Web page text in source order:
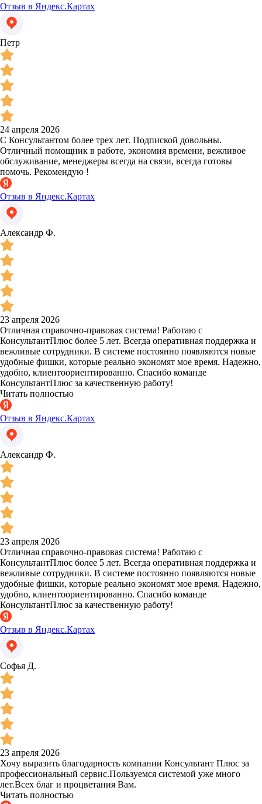
Отзыв в Яндекс.Картах
Петр
24 апреля 2026
С Консультантом более трех лет. Подпиской довольны.
Отличный помощник в работе, экономия времени, вежливое
обслуживание, менеджеры всегда на связи, всегда готовы
помочь. Рекомендую !
Отзыв в Яндекс.Картах
Александр Ф.
23 апреля 2026
Отличная справочно-правовая система! Работаю с
КонсультантПлюс более 5 лет. Всегда оперативная поддержка и
вежливые сотрудники. В системе постоянно появляются новые
удобные фишки, которые реально экономят мое время. Надежно,
удобно, клиентоориентированно. Спасибо команде
КонсультантПлюс за качественную работу!
Читать полностью
Отзыв в Яндекс.Картах
Александр Ф.
23 апреля 2026
Отличная справочно-правовая система! Работаю с
КонсультантПлюс более 5 лет. Всегда оперативная поддержка и
вежливые сотрудники. В системе постоянно появляются новые
удобные фишки, которые реально экономят мое время. Надежно,
удобно, клиентоориентированно. Спасибо команде
КонсультантПлюс за качественную работу!
Отзыв в Яндекс.Картах
Софья Д.
23 апреля 2026
Хочу выразить благодарность компании Консультант Плюс за
профессиональный сервис.Пользуемся системой уже много
лет.Всех благ и процветания Вам.
Читать полностью